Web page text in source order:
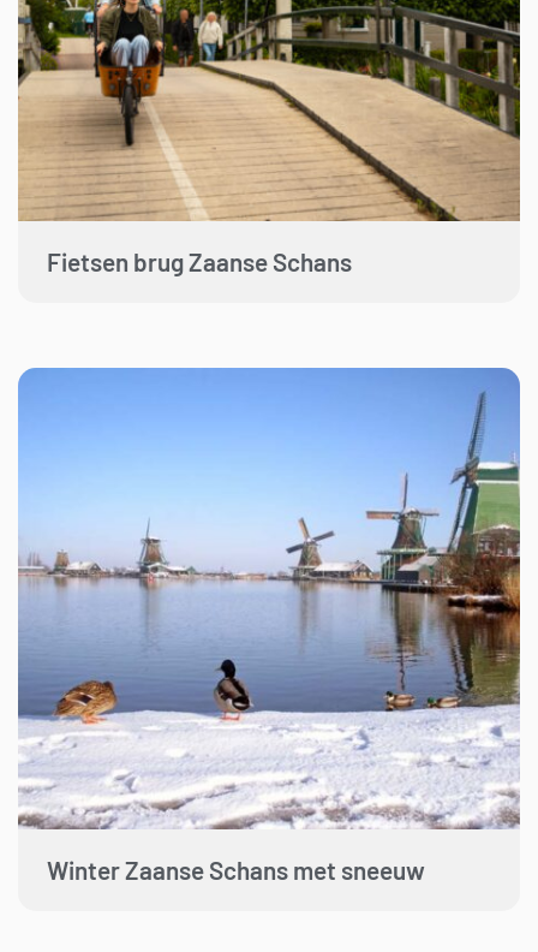
Fietsen brug Zaanse Schans
Winter Zaanse Schans met sneeuw